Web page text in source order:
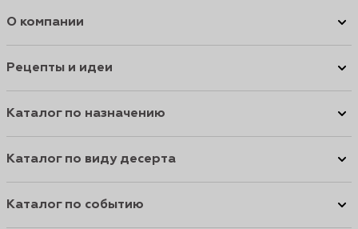
О компании
Рецепты и идеи
Каталог по назначению
Каталог по виду десерта
Каталог по событию